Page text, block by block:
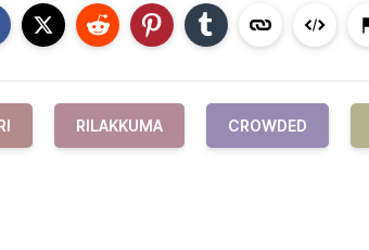
RILAKKUMA CROWDED